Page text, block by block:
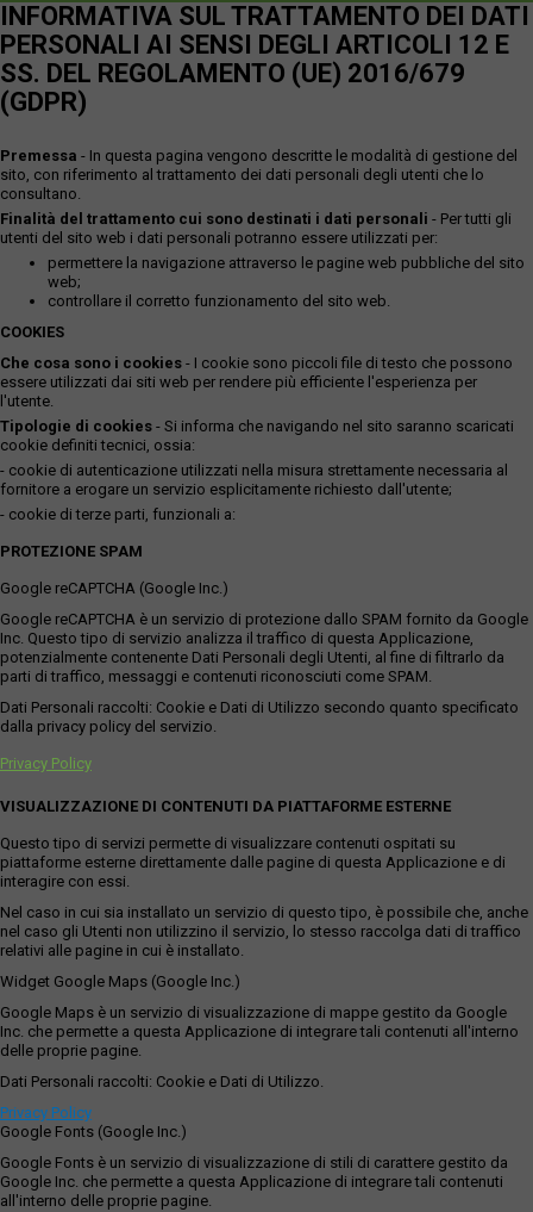
INFORMATIVA SUL TRATTAMENTO DEI DATI
PERSONALI AI SENSI DEGLI ARTICOLI 12 E
SS. DEL REGOLAMENTO (UE) 2016/679
(GDPR)
Premessa - In questa pagina vengono descritte le modalità di gestione del
sito, con riferimento al trattamento dei dati personali degli utenti che lo
consultano.
Finalità del trattamento cui sono destinati i dati personali - Per tutti gli
utenti del sito web i dati personali potranno essere utilizzati per:
permettere la navigazione attraverso le pagine web pubbliche del sito
web;
controllare il corretto funzionamento del sito web.
COOKIES
Che cosa sono i cookies - I cookie sono piccoli file di testo che possono
essere utilizzati dai siti web per rendere più efficiente l'esperienza per
l'utente.
Tipologie di cookies - Si informa che navigando nel sito saranno scaricati
cookie definiti tecnici, ossia:
- cookie di autenticazione utilizzati nella misura strettamente necessaria al
fornitore a erogare un servizio esplicitamente richiesto dall'utente;
- cookie di terze parti, funzionali a:
PROTEZIONE SPAM
Google reCAPTCHA (Google Inc.)
Google reCAPTCHA è un servizio di protezione dallo SPAM fornito da Google
Inc. Questo tipo di servizio analizza il traffico di questa Applicazione,
potenzialmente contenente Dati Personali degli Utenti, al fine di filtrarlo da
parti di traffico, messaggi e contenuti riconosciuti come SPAM.
Dati Personali raccolti: Cookie e Dati di Utilizzo secondo quanto specificato
dalla privacy policy del servizio.
Privacy Policy
VISUALIZZAZIONE DI CONTENUTI DA PIATTAFORME ESTERNE
Questo tipo di servizi permette di visualizzare contenuti ospitati su
piattaforme esterne direttamente dalle pagine di questa Applicazione e di
interagire con essi.
Nel caso in cui sia installato un servizio di questo tipo, è possibile che, anche
nel caso gli Utenti non utilizzino il servizio, lo stesso raccolga dati di traffico
relativi alle pagine in cui è installato.
Widget Google Maps (Google Inc.)
Google Maps è un servizio di visualizzazione di mappe gestito da Google
Inc. che permette a questa Applicazione di integrare tali contenuti all'interno
delle proprie pagine.
Dati Personali raccolti: Cookie e Dati di Utilizzo.
Privacy Policy
Google Fonts (Google Inc.)
Google Fonts è un servizio di visualizzazione di stili di carattere gestito da
Google Inc. che permette a questa Applicazione di integrare tali contenuti
all'interno delle proprie pagine.